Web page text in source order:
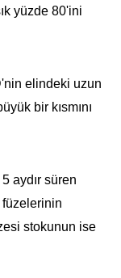
yüzde 80'ini
elindeki uzun
bir kısmını
aydır süren
stokunun ise